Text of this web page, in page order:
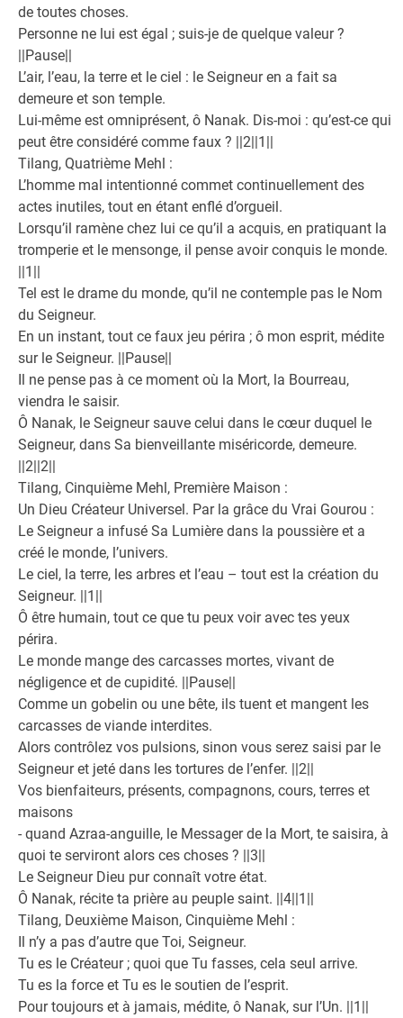
de toutes choses.
Personne ne lui est égal ; suis-je de quelque valeur ?
||Pause||
L’air, l’eau, la terre et le ciel : le Seigneur en a fait sa
demeure et son temple.
Lui-même est omniprésent, ô Nanak. Dis-moi : qu’est-ce qui
peut être considéré comme faux ? ||2||1||
Tilang, Quatrième Mehl :
L’homme mal intentionné commet continuellement des
actes inutiles, tout en étant enflé d’orgueil.
Lorsqu’il ramène chez lui ce qu’il a acquis, en pratiquant la
tromperie et le mensonge, il pense avoir conquis le monde.
||1||
Tel est le drame du monde, qu’il ne contemple pas le Nom
du Seigneur.
En un instant, tout ce faux jeu périra ; ô mon esprit, médite
sur le Seigneur. ||Pause||
Il ne pense pas à ce moment où la Mort, la Bourreau,
viendra le saisir.
Ô Nanak, le Seigneur sauve celui dans le cœur duquel le
Seigneur, dans Sa bienveillante miséricorde, demeure.
||2||2||
Tilang, Cinquième Mehl, Première Maison :
Un Dieu Créateur Universel. Par la grâce du Vrai Gourou :
Le Seigneur a infusé Sa Lumière dans la poussière et a
créé le monde, l’univers.
Le ciel, la terre, les arbres et l’eau – tout est la création du
Seigneur. ||1||
Ô être humain, tout ce que tu peux voir avec tes yeux
périra.
Le monde mange des carcasses mortes, vivant de
négligence et de cupidité. ||Pause||
Comme un gobelin ou une bête, ils tuent et mangent les
carcasses de viande interdites.
Alors contrôlez vos pulsions, sinon vous serez saisi par le
Seigneur et jeté dans les tortures de l’enfer. ||2||
Vos bienfaiteurs, présents, compagnons, cours, terres et
maisons
- quand Azraa-anguille, le Messager de la Mort, te saisira, à
quoi te serviront alors ces choses ? ||3||
Le Seigneur Dieu pur connaît votre état.
Ô Nanak, récite ta prière au peuple saint. ||4||1||
Tilang, Deuxième Maison, Cinquième Mehl :
Il n’y a pas d’autre que Toi, Seigneur.
Tu es le Créateur ; quoi que Tu fasses, cela seul arrive.
Tu es la force et Tu es le soutien de l’esprit.
Pour toujours et à jamais, médite, ô Nanak, sur l’Un. ||1||